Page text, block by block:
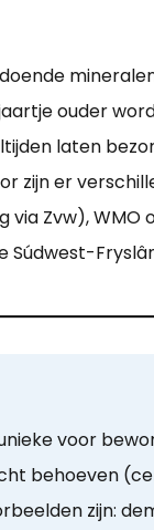
ouder
laten
zijn er
Zvw), WMO
Súdwest-
voor
behoeven
zijn: